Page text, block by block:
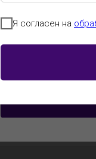
Категория до 6
Я согласен на